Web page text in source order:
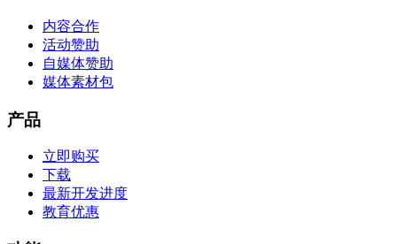
内容合作
活动赞助
自媒体赞助
媒体素材包
产品
立即购买
下载
最新开发进度
教育优惠